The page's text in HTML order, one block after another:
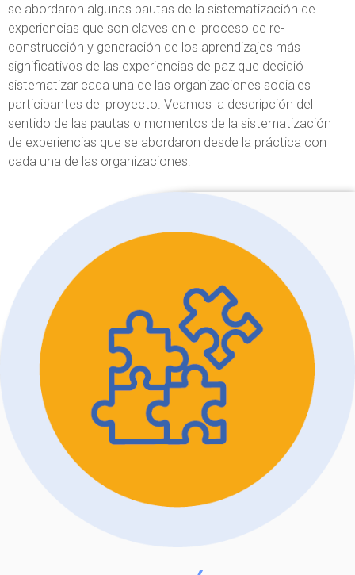
se abordaron algunas pautas de la sistematización de
experiencias que son claves en el proceso de re-
construcción y generación de los aprendizajes más
significativos de las experiencias de paz que decidió
sistematizar cada una de las organizaciones sociales
participantes del proyecto. Veamos la descripción del
sentido de las pautas o momentos de la sistematización
de experiencias que se abordaron desde la práctica con
cada una de las organizaciones: